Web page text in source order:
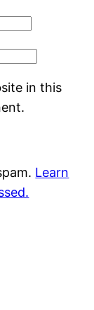
in this
Learn